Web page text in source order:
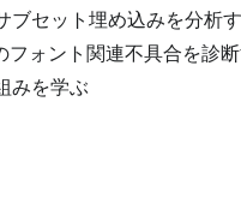
ブセット埋め込みを分析
フォント関連不具合を診
みを学ぶ